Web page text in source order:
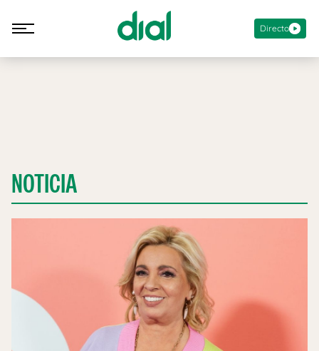
Directo
NOTICIA